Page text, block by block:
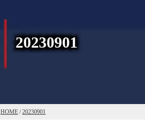
20230901
HOME /20230901